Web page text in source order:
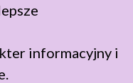
informacyjny i